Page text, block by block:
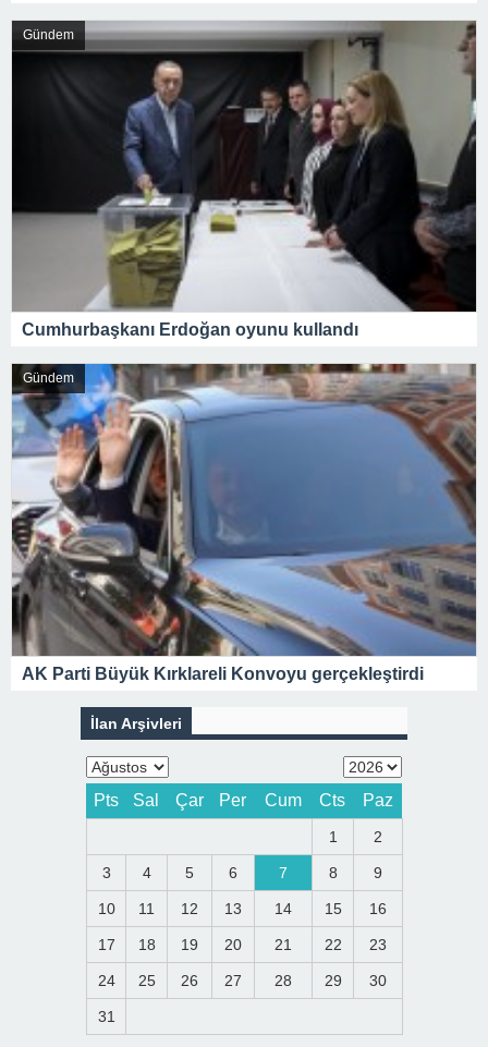
Gündem
Cumhurbaşkanı Erdoğan oyunu kullandı
Gündem
AK Parti Büyük Kırklareli Konvoyu gerçekleştirdi
İlan Arşivleri
Pts Sal Çar Per Cum Cts Paz
1 2
3 4 5 6 7 8 9
10 11 12 13 14 15 16
17 18 19 20 21 22 23
24 25 26 27 28 29 30
31